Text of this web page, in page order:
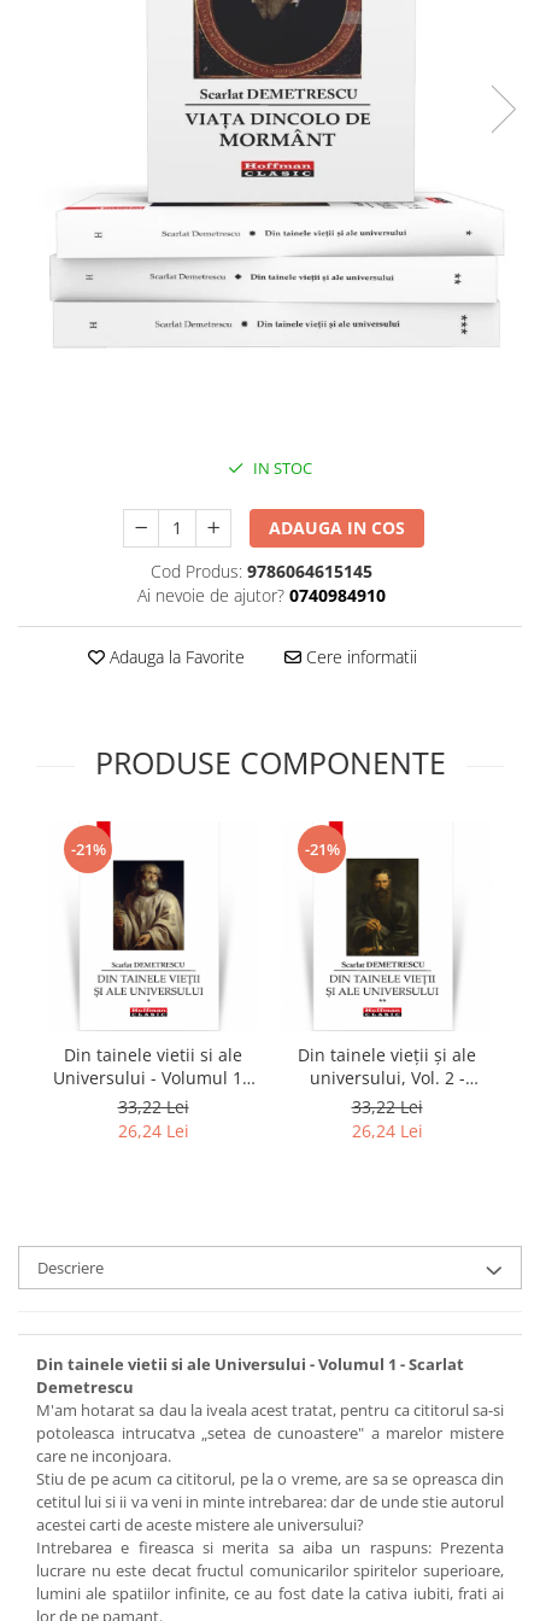
Universala
Non-fictiune
Memorii
Publicistica / Reportaje / Interviuri
IN STOC
ADAUGA IN COS
Cod Produs: 9786064615145
Ai nevoie de ajutor? 0740984910
Adauga la Favorite Cere informatii
PRODUSE COMPONENTE
-21%
Din tainele vietii si ale
Universului - Volumul 1 -
Scarlat Demetrescu, ed
2021
33,22 Lei
26,24 Lei
-21%
Din tainele vieții și ale
universului, Vol. 2 -
Scarlat Demetrescu
33,22 Lei
26,24 Lei
Descriere
Din tainele vietii si ale Universului - Volumul 1 - Scarlat
Demetrescu
M'am hotarat sa dau la iveala acest tratat, pentru ca cititorul sa-si
potoleasca intrucatva „setea de cunoastere" a marelor mistere
care ne inconjoara.
Stiu de pe acum ca cititorul, pe la o vreme, are sa se opreasca din
cetitul lui si ii va veni in minte intrebarea: dar de unde stie autorul
acestei carti de aceste mistere ale universului?
Intrebarea e fireasca si merita sa aiba un raspuns: Prezenta
lucrare nu este decat fructul comunicarilor spiritelor superioare,
lumini ale spatiilor infinite, ce au fost date la cativa iubiti, frati ai
lor de pe pamant.